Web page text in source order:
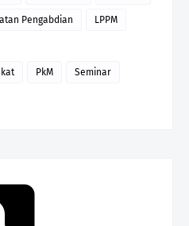
Pengabdian LPPM
PkM Seminar